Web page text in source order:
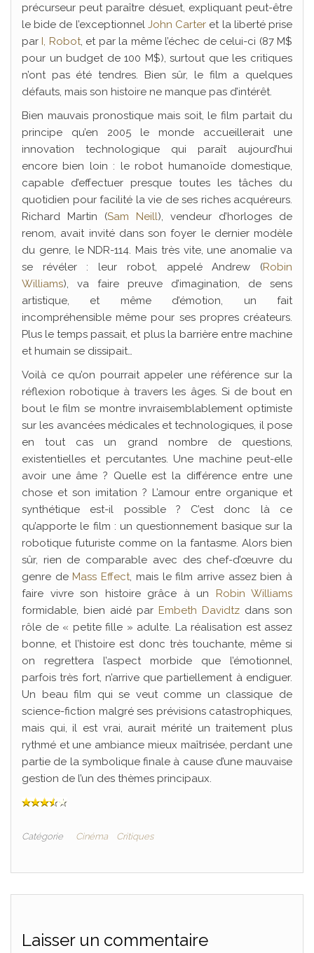
précurseur peut paraître désuet, expliquant peut-être
le bide de l’exceptionnel John Carter et la liberté prise
par I, Robot, et par la même l’échec de celui-ci (87 M$
pour un budget de 100 M$), surtout que les critiques
n’ont pas été tendres. Bien sûr, le film a quelques
défauts, mais son histoire ne manque pas d’intérêt.
Bien mauvais pronostique mais soit, le film partait du
principe qu’en 2005 le monde accueillerait une
innovation technologique qui paraît aujourd’hui
encore bien loin : le robot humanoïde domestique,
capable d’effectuer presque toutes les tâches du
quotidien pour facilité la vie de ses riches acquéreurs.
Richard Martin (Sam Neill), vendeur d’horloges de
renom, avait invité dans son foyer le dernier modèle
du genre, le NDR-114. Mais très vite, une anomalie va
se révéler : leur robot, appelé Andrew (Robin
Williams), va faire preuve d’imagination, de sens
artistique, et même d’émotion, un fait
incompréhensible même pour ses propres créateurs.
Plus le temps passait, et plus la barrière entre machine
et humain se dissipait…
Voilà ce qu’on pourrait appeler une référence sur la
réflexion robotique à travers les âges. Si de bout en
bout le film se montre invraisemblablement optimiste
sur les avancées médicales et technologiques, il pose
en tout cas un grand nombre de questions,
existentielles et percutantes. Une machine peut-elle
avoir une âme ? Quelle est la différence entre une
chose et son imitation ? L’amour entre organique et
synthétique est-il possible ? C’est donc là ce
qu’apporte le film : un questionnement basique sur la
robotique futuriste comme on la fantasme. Alors bien
sûr, rien de comparable avec des chef-d’œuvre du
genre de Mass Effect, mais le film arrive assez bien à
faire vivre son histoire grâce à un Robin Williams
formidable, bien aidé par Embeth Davidtz dans son
rôle de « petite fille » adulte. La réalisation est assez
bonne, et l’histoire est donc très touchante, même si
on regrettera l’aspect morbide que l’émotionnel,
parfois très fort, n’arrive que partiellement à endiguer.
Un beau film qui se veut comme un classique de
science-fiction malgré ses prévisions catastrophiques,
mais qui, il est vrai, aurait mérité un traitement plus
rythmé et une ambiance mieux maîtrisée, perdant une
partie de la symbolique finale à cause d’une mauvaise
gestion de l’un des thèmes principaux.
Catégorie Cinéma Critiques
Laisser un commentaire